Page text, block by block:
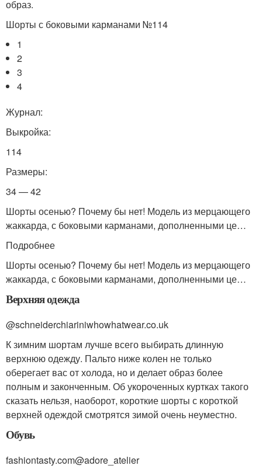
образ.
Шорты с боковыми карманами №114
1
2
3
4
Журнал:
Выкройка:
114
Размеры:
34 — 42
Шорты осенью? Почему бы нет! Модель из мерцающего
жаккарда, с боковыми карманами, дополненными це…
Подробнее
Шорты осенью? Почему бы нет! Модель из мерцающего
жаккарда, с боковыми карманами, дополненными це…
Верхняя одежда
@schneiderchiariniwhowhatwear.co.uk
К зимним шортам лучше всего выбирать длинную
верхнюю одежду. Пальто ниже колен не только
оберегает вас от холода, но и делает образ более
полным и законченным. Об укороченных куртках такого
сказать нельзя, наоборот, короткие шорты с короткой
верхней одеждой смотрятся зимой очень неуместно.
Обувь
fashiontasty.com@adore_atelier